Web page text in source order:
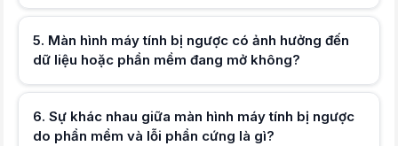
Màn hình máy tính bị ngược và
Màn hình máy tính bị ngược có
Màn hình máy tính bị ngược có thể
Tại sao màn hình máy tính bị
Hữu ích (0)
Hữu ích (0 )
5. Màn hình máy tính bị ngược có ảnh hưởng đến
dữ liệu hoặc phần mềm đang mở không?
6. Sự khác nhau giữa màn hình máy tính bị ngược
do phần mềm và lỗi phần cứng là gì?